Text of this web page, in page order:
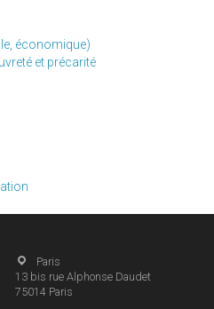
économique)
et précarité
Paris
13 bis rue Alphonse Daudet
75014 Paris